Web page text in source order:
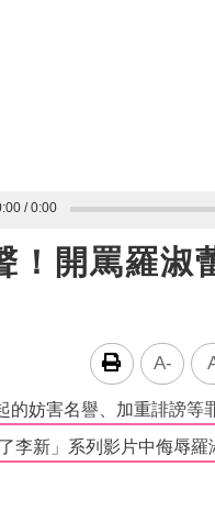
0:00
開罵羅淑
A-